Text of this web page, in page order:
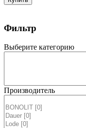
Фильтр
Выберите категорию
Производитель